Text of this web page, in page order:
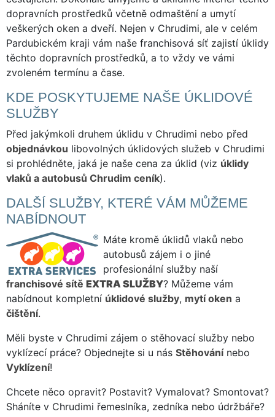
dopravních prostředků včetně odmaštění a umytí
veškerých oken a dveří. Nejen v Chrudimi, ale v celém
Pardubickém kraji vám naše franchisová síť zajistí úklidy
těchto dopravních prostředků, a to vždy ve vámi
zvoleném termínu a čase.
KDE POSKYTUJEME NAŠE ÚKLIDOVÉ
SLUŽBY
Před jakýmkoli druhem úklidu v Chrudimi nebo před
objednávkou libovolných úklidových služeb v Chrudimi
si prohlédněte, jaká je naše cena za úklid (viz úklidy
vlaků a autobusů Chrudim ceník).
DALŠÍ SLUŽBY, KTERÉ VÁM MŮŽEME
NABÍDNOUT
Máte kromě úklidů vlaků nebo
autobusů zájem i o jiné
profesionální služby naší
franchisové sítě EXTRA SLUŽBY? Můžeme vám
nabídnout kompletní úklidové služby, mytí oken a
čištění.
Měli byste v Chrudimi zájem o stěhovací služby nebo
vyklízecí práce? Objednejte si u nás Stěhovánínebo
Vyklízení!
Chcete něco opravit? Postavit? Vymalovat? Smontovat?
Sháníte v Chrudimi řemeslníka, zedníka nebo údržbáře?